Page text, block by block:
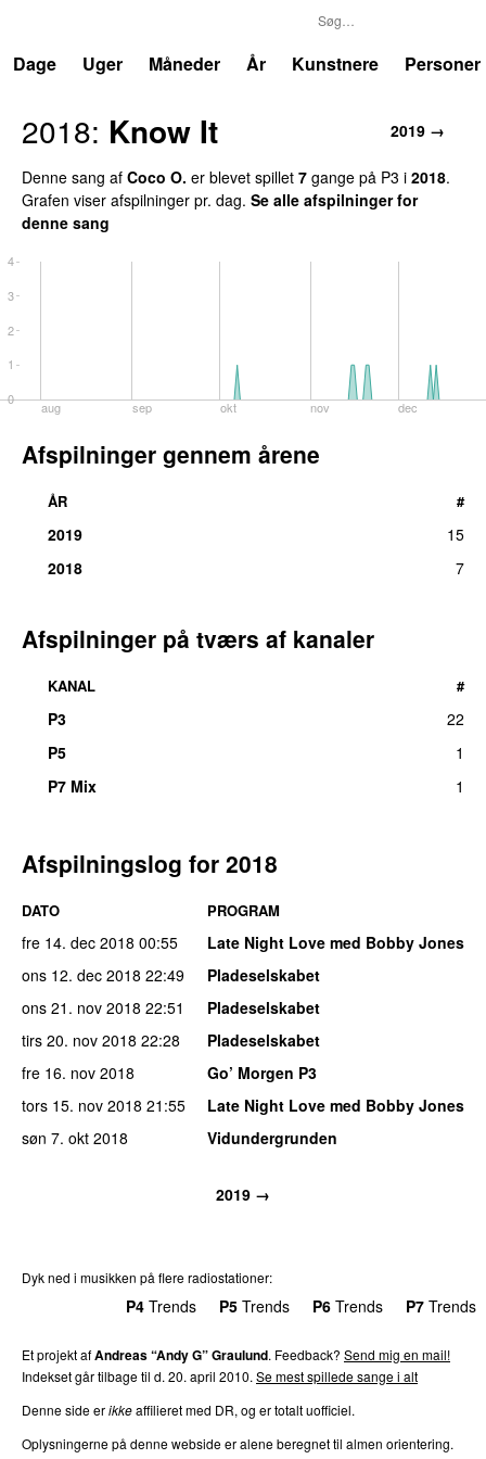
Dage
Uger Måneder År Kunstnere Personer
2019 →
2018: Know It
Denne sang af Coco O. er blevet spillet 7 gange på P3 i 2018.
Grafen viser afspilninger pr. dag. Se alle afspilninger for
denne sang
aug sep okt nov dec
0
1
2
3
4
Afspilninger gennem årene
ÅR #
2019
15
2018
7
Afspilninger på tværs af kanaler
KANAL #
P3
22
P5
1
P7 Mix
1
Afspilningslog for 2018
DATO PROGRAM
fre 14. dec 2018 00:55
Late Night Love med Bobby Jones
ons 12. dec 2018 22:49
Pladeselskabet
ons 21. nov 2018 22:51
Pladeselskabet
tirs 20. nov 2018 22:28
Pladeselskabet
fre 16. nov 2018
Go’ Morgen P3
tors 15. nov 2018 21:55
Late Night Love med Bobby Jones
søn 7. okt 2018
Vidundergrunden
2019 →
Dyk ned i musikken på flere radiostationer:
P4 Trends P5 Trends P6 Trends P7 Trends
Et projekt afAndreas “Andy G” Graulund. Feedback? Send mig en mail!
Indekset går tilbage til d. 20. april 2010. Se mest spillede sange i alt
Denne side erikkeaffilieret med DR, og er totalt uofficiel.
Oplysningerne på denne webside er alene beregnet til almen orientering.